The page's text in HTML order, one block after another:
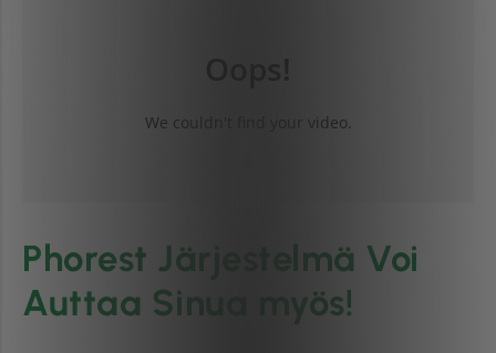
Phorest Järjestelmä Voi
Auttaa Sinua myös!